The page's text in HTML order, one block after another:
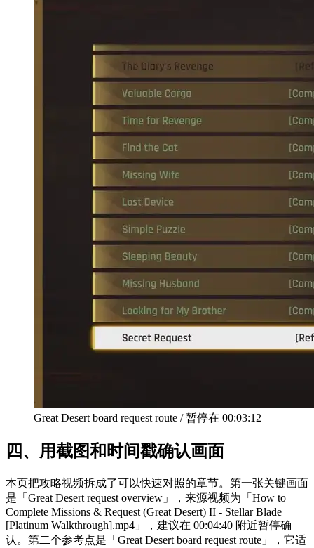
Great Desert board request route / 暂停在 00:03:12
四、 用截图和时间戳确认画面
本页把攻略视频拆成了可以快速对照的章节。第一张关键画面
是「Great Desert request overview」，来源视频为「How to
Complete Missions & Request (Great Desert) II - Stellar Blade
[Platinum Walkthrough].mp4」，建议在 00:04:40 附近暂停确
认。第二个参考点是「Great Desert board request route」，它适